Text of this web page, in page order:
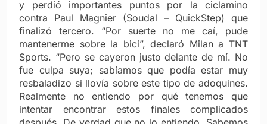
y perdió importantes puntos por la ciclamino
contra Paul Magnier (Soudal – QuickStep) que
finalizó tercero. “Por suerte no me caí, pude
mantenerme sobre la bici”, declaró Milan a TNT
Sports. “Pero se cayeron justo delante de mí. No
fue culpa suya; sabíamos que podía estar muy
resbaladizo si llovía sobre este tipo de adoquines.
Realmente no entiendo por qué tenemos que
intentar encontrar estos finales complicados